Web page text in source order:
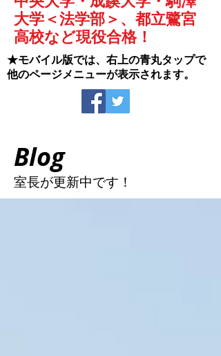
大学＜法学部＞、都立鷺宮
高校など現役合格！
★モバイル版では、右上の青丸タップで
他のページメニューが表示されます。
Blog
室長が更新中です！